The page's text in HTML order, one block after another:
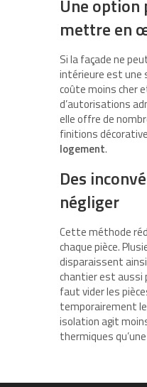
Une option
mettre en
Si la façade ne
intérieure est une
coûte moins cher
d’autorisations
elle offre de
finitions
logement.
Des
négliger
Cette méthode
chaque pièce.
disparaissent
chantier est aussi
faut vider les
temporairement
isolation agit
thermiques